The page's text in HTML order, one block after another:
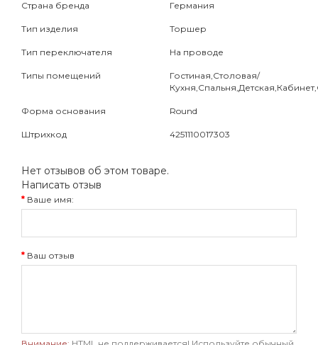
Страна бренда Германия
Тип изделия Торшер
Тип переключателя На проводе
Типы помещений
Гостиная,Столовая/
Форма основания Round
Штрихкод 4251110017303
Нет отзывов об этом товаре.
Написать отзыв
Ваше имя:
Ваш отзыв